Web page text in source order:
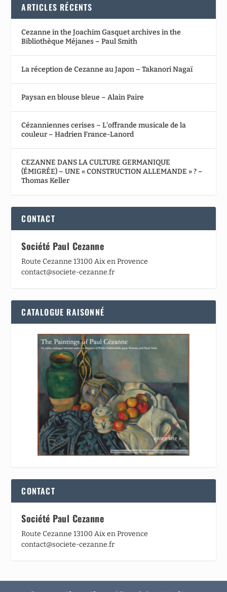
ARTICLES RÉCENTS
Cezanne in the Joachim Gasquet archives in the
Bibliothèque Méjanes – Paul Smith
La réception de Cezanne au Japon – Takanori Nagaï
Paysan en blouse bleue – Alain Paire
Cézanniennes cerises – L’offrande musicale de la
couleur – Hadrien France-Lanord
CEZANNE DANS LA CULTURE GERMANIQUE
(ÉMIGRÉE) – UNE « CONSTRUCTION ALLEMANDE » ? –
Thomas Keller
CONTACT
Société Paul Cezanne
Route Cezanne 13100 Aix en Provence
contact@societe-cezanne.fr
CATALOGUE RAISONNÉ
CONTACT
Société Paul Cezanne
Route Cezanne 13100 Aix en Provence
contact@societe-cezanne.fr